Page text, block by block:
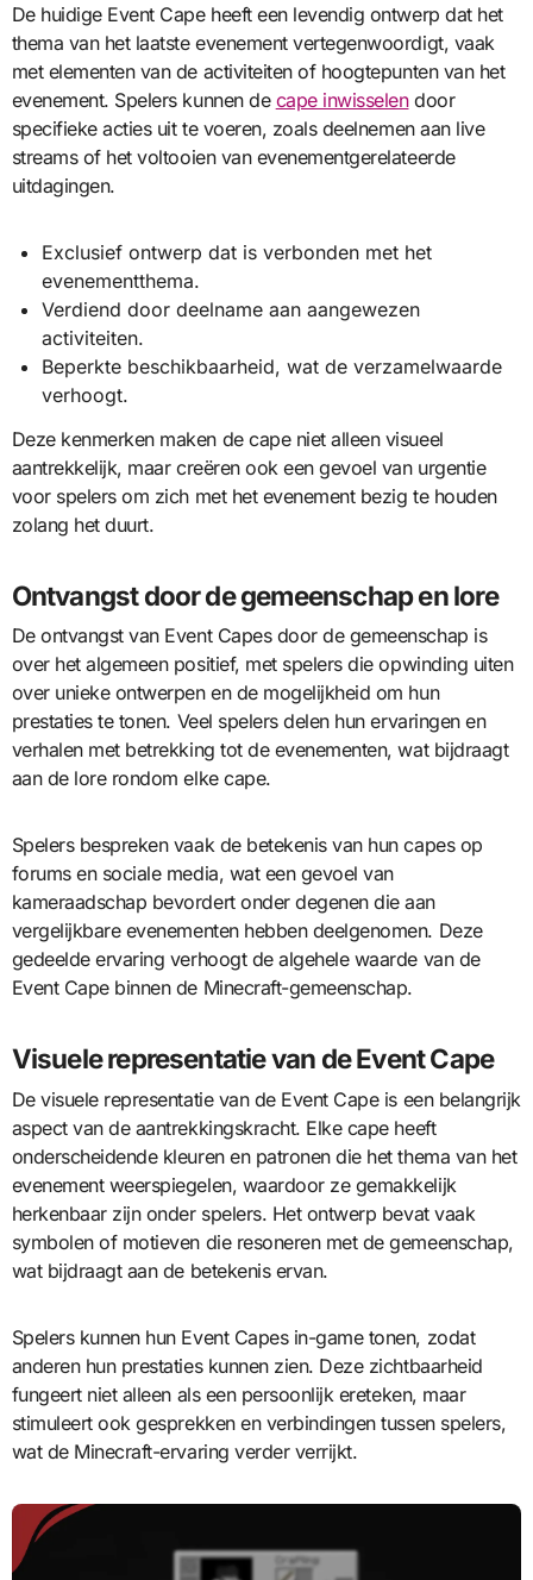
De huidige Event Cape heeft een levendig ontwerp dat het
thema van het laatste evenement vertegenwoordigt, vaak
met elementen van de activiteiten of hoogtepunten van het
evenement. Spelers kunnen de cape inwisselendoor
specifieke acties uit te voeren, zoals deelnemen aan live
streams of het voltooien van evenementgerelateerde
uitdagingen.
Exclusief ontwerp dat is verbonden met het
evenementthema.
Verdiend door deelname aan aangewezen
activiteiten.
Beperkte beschikbaarheid, wat de verzamelwaarde
verhoogt.
Deze kenmerken maken de cape niet alleen visueel
aantrekkelijk, maar creëren ook een gevoel van urgentie
voor spelers om zich met het evenement bezig te houden
zolang het duurt.
Ontvangst door de gemeenschap en lore
De ontvangst van Event Capes door de gemeenschap is
over het algemeen positief, met spelers die opwinding uiten
over unieke ontwerpen en de mogelijkheid om hun
prestaties te tonen. Veel spelers delen hun ervaringen en
verhalen met betrekking tot de evenementen, wat bijdraagt
aan de lore rondom elke cape.
Spelers bespreken vaak de betekenis van hun capes op
forums en sociale media, wat een gevoel van
kameraadschap bevordert onder degenen die aan
vergelijkbare evenementen hebben deelgenomen. Deze
gedeelde ervaring verhoogt de algehele waarde van de
Event Cape binnen de Minecraft-gemeenschap.
Visuele representatie van de Event Cape
De visuele representatie van de Event Cape is een belangrijk
aspect van de aantrekkingskracht. Elke cape heeft
onderscheidende kleuren en patronen die het thema van het
evenement weerspiegelen, waardoor ze gemakkelijk
herkenbaar zijn onder spelers. Het ontwerp bevat vaak
symbolen of motieven die resoneren met de gemeenschap,
wat bijdraagt aan de betekenis ervan.
Spelers kunnen hun Event Capes in-game tonen, zodat
anderen hun prestaties kunnen zien. Deze zichtbaarheid
fungeert niet alleen als een persoonlijk ereteken, maar
stimuleert ook gesprekken en verbindingen tussen spelers,
wat de Minecraft-ervaring verder verrijkt.